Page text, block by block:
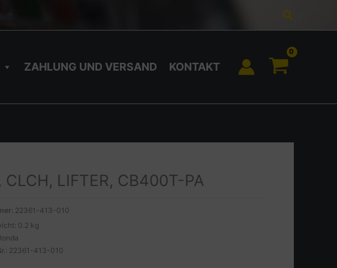
Suchen
ZAHLUNG UND VERSAND KONTAKT
CLCH, LIFTER, CB400T-PA
22361-413-010
0.2 kg
22361-413-010